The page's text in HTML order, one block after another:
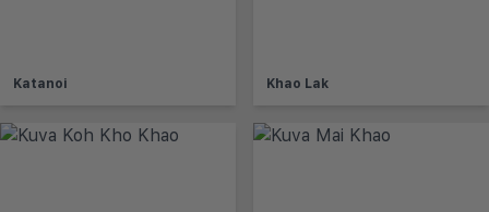
Katanoi Khao Lak